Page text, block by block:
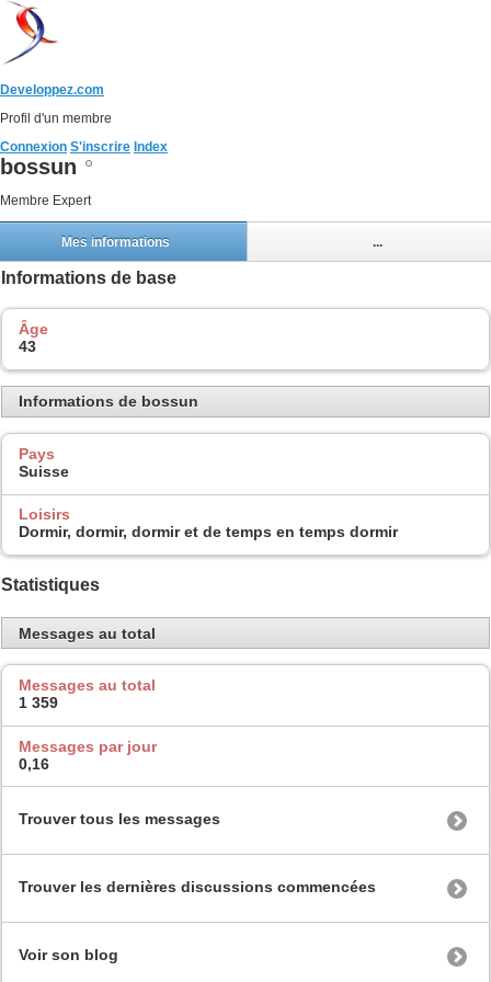
Developpez.com
Profil d'un membre
Connexion S'inscrire Index
bossun
Membre Expert
Mes informations ...
Informations de base
Âge
43
Informations de bossun
Pays
Suisse
Loisirs
Dormir, dormir, dormir et de temps en temps dormir
Statistiques
Messages au total
Messages au total
1 359
Messages par jour
0,16
Trouver tous les messages
Trouver les dernières discussions commencées
Voir son blog